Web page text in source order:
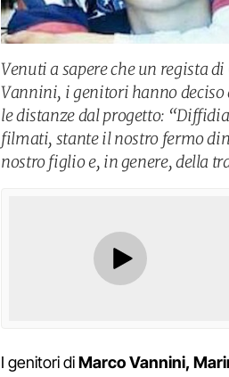
Venuti a sapere che un regista
Vannini, i genitori hanno deciso
le distanze dal progetto:
filmati, stante il nostro fermo
nostro figlio e, in genere, della
I genitori diMarco Vannini,